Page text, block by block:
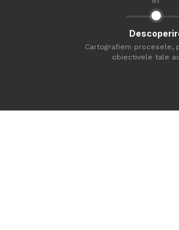
Cartografiem procesele,
obiectivele tale